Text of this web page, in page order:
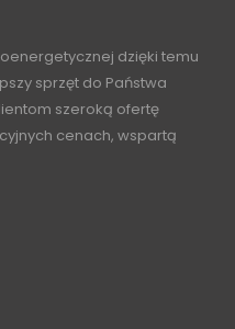
dzięki temu
sprzęt do Państwa
szeroką ofertę
cenach, wspartą